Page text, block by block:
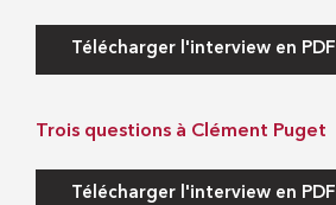
Télécharger l'interview en PDF
Trois questions à Clément Puget
Télécharger l'interview en PDF